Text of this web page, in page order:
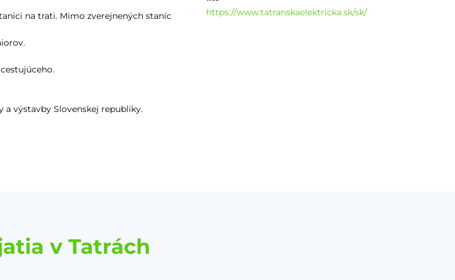
na trati. Mimo zverejnených staníc
výstavby Slovenskej republiky.
https://www.tatranskaelektricka.sk/sk/
v Tatrách